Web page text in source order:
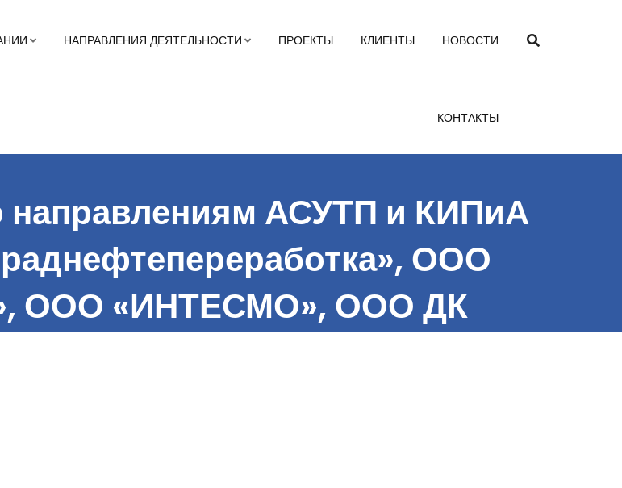
НАПРАВЛЕНИЯ ДЕЯТЕЛЬНОСТИ ПРОЕКТЫ КЛИЕНТЫ НОВОСТИ
КОНТАКТЫ
направлениям АСУТП и КИПиА
ООО
ООО «ИНТЕСМО», ООО ДК